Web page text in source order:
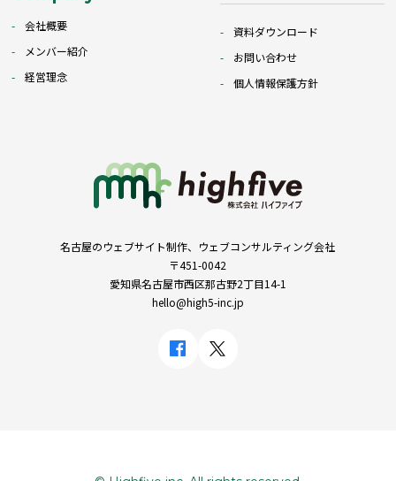
名古屋のウェブサイト制作、ウェブコンサルティング会社
〒451-0042
愛知県名古屋市西区那古野2丁目14-1
hello@high5-inc.jp
会社概要
メンバー紹介
経営理念
資料ダウンロード
お問い合わせ
個人情報保護方針